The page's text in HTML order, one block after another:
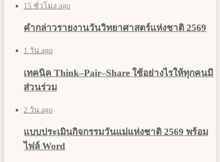
15 ชั่วโมง ago
คำกล่าวรายงานวันวิทยาศาสตร์แห่งชาติ 2569
1 วัน ago
เทคนิค Think–Pair–Share ใช้อย่างไรให้ทุกคนมี
ส่วนร่วม
2 วัน ago
แบบประเมินกิจกรรมวันแม่แห่งชาติ 2569 พร้อม
ไฟล์ Word